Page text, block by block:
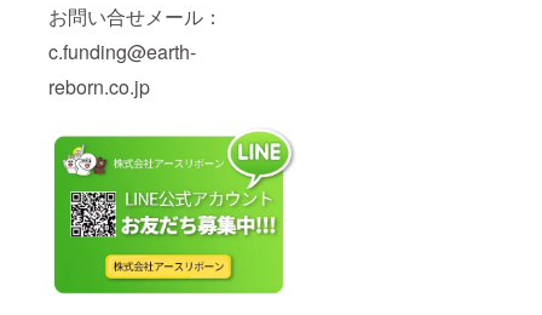
お問い合せメール：
c.funding@earth-
reborn.co.jp